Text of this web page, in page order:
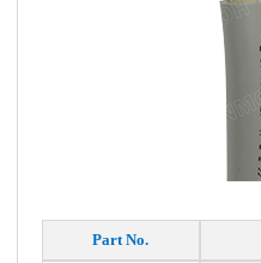
Part No.